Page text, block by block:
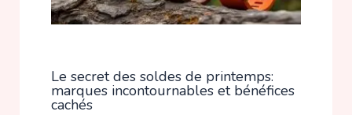
Le secret des soldes de printemps:
marques incontournables et bénéfices
cachés